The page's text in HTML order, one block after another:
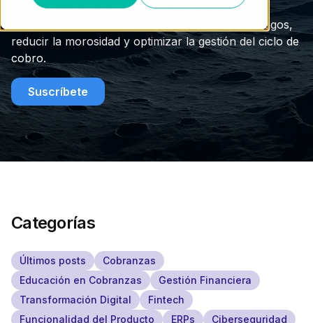
recursos valiosos para ayudarte a digitalizar y
automatizar tus procesos de recuperación de pagos,
reducir la morosidad y optimizar la gestión del ciclo de
cobro.
Suscríbete
Categorías
Últimos posts
Cobranzas
Educación en Cobranzas
Gestión Financiera
Transformación Digital
Fintech
Funcionalidad del Producto
ERPs
Ciberseguridad